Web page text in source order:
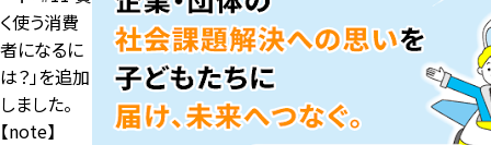
く使う消費
者になるに
は？」を追加
しました。
【note】